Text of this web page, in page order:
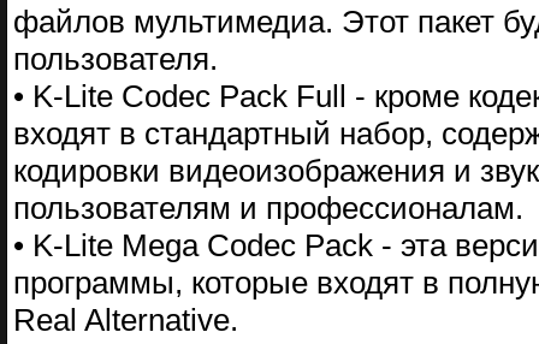
файлов мультимедиа. Этот пакет
пользователя.
• K-Lite Codec Pack Full - кроме
входят в стандартный набор,
кодировки видеоизображения и
пользователям и профессионалам.
• K-Lite Mega Codec Pack - эта
программы, которые входят в
Real Alternative.